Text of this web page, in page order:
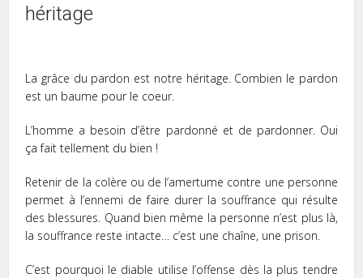
héritage
La grâce du pardon est notre héritage. Combien le pardon
est un baume pour le coeur.
L’homme a besoin d’être pardonné et de pardonner. Oui
ça fait tellement du bien !
Retenir de la colère ou de l’amertume contre une personne
permet à l’ennemi de faire durer la souffrance qui résulte
des blessures. Quand bien même la personne n’est plus là,
la souffrance reste intacte… c’est une chaîne, une prison.
C’est pourquoi le diable utilise l’offense dès la plus tendre